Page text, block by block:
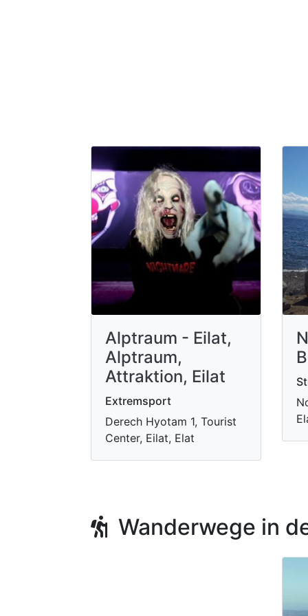
Alptraum - Eilat,
Alptraum,
Attraktion, Eilat
Extremsport
Derech Hyotam 1, Tourist
Center, Eilat, Elat
Wanderwege in